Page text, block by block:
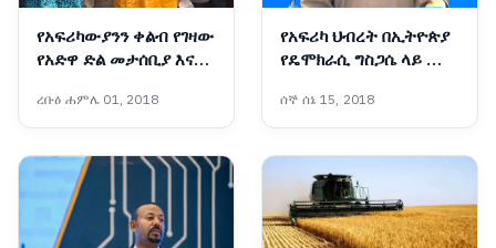
የአፍሪካውያንን ቀልብ የገዛው
የአድዋ ድል መታሰቢያ እና
ሥራዎች
ረቡዕ ሐምሌ 01, 2018
የአፍሪካ ህብረት በኢትዮጵያ
የዴሞክራሲ ግስጋሴ ላይ ሙሉ
ባንኮሌ አዶዬ
ሰኞ ሰኔ 15, 2018